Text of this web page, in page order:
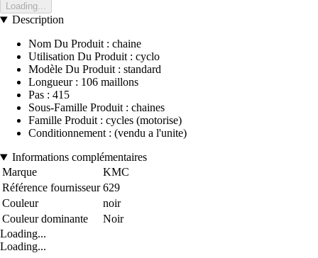
Loading...
Description
Nom Du Produit : chaine
Utilisation Du Produit : cyclo
Modèle Du Produit : standard
Longueur : 106 maillons
Pas : 415
Sous-Famille Produit : chaines
Famille Produit : cycles (motorise)
Conditionnement : (vendu a l'unite)
Informations complémentaires
Marque
KMC
Référence fournisseur 629
Couleur
noir
Couleur dominante
Noir
Loading...
Loading...